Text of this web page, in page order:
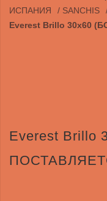
ИСПАНИЯ
/ SANCHIS
Everest Brillo 30x60
Everest